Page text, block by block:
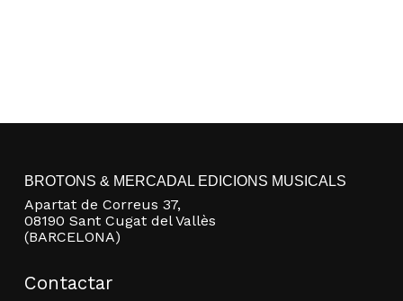
BROTONS & MERCADAL EDICIONS MUSICALS
Apartat de Correus 37,
08190 Sant Cugat del Vallès
(BARCELONA)
Contactar